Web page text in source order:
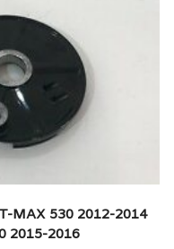
MAX 530 2012-2014
2015-2016